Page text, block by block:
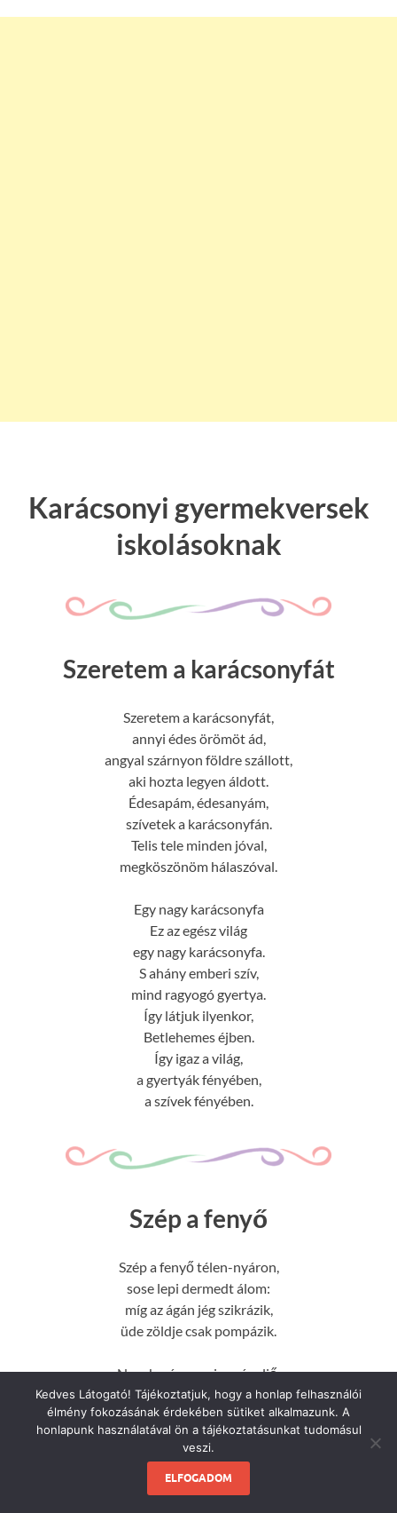
Karácsonyi gyermekversek
iskolásoknak
Szeretem a karácsonyfát
Szeretem a karácsonyfát,
annyi édes örömöt ád,
angyal szárnyon földre szállott,
aki hozta legyen áldott.
Édesapám, édesanyám,
szívetek a karácsonyfán.
Telis tele minden jóval,
megköszönöm hálaszóval.
Egy nagy karácsonyfa
Ez az egész világ
egy nagy karácsonyfa.
S ahány emberi szív,
mind ragyogó gyertya.
Így látjuk ilyenkor,
Betlehemes éjben.
Így igaz a világ,
a gyertyák fényében,
a szívek fényében.
Szép a fenyő
Szép a fenyő télen-nyáron,
sose lepi dermedt álom:
míg az ágán jég szikrázik,
üde zöldje csak pompázik.
Nagykarácsony immár eljő,
érkezik az újesztendő,
Míg a mező dermed, fázik,
a zöld fenyves csak pompázik.
Kedves Látogató! Tájékoztatjuk, hogy a honlap felhasználói
élmény fokozásának érdekében sütiket alkalmazunk. A
honlapunk használatával ön a tájékoztatásunkat tudomásul
veszi.
ELFOGADOM